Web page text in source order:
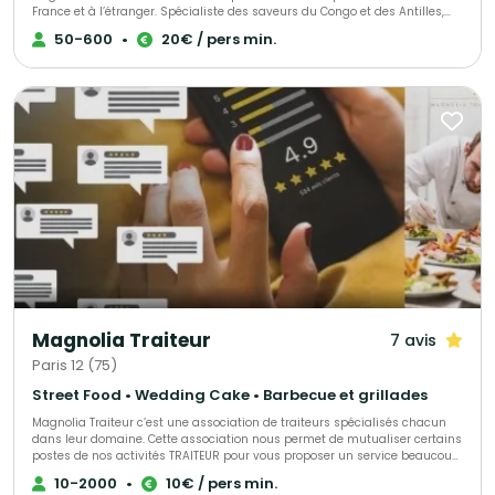
France et à l’étranger. Spécialiste des saveurs du Congo et des Antilles,
nous mettons également à l’honneur les délices culinaires de toute
l’Afrique. Notre objectif : faire de votre projet une réussite totale, en vous
directement à domicile. - L'animation d'ateliers culinaires, adaptés aux
amateurs comme aux experts. - Des services sur mesure dédiés aux
inoubliable aux saveurs africaines.
50-600 • 20€ / pers min.
Magnolia Traiteur 7 avis
Paris 12 (75)
Street Food • Wedding Cake • Barbecue et grillades
Magnolia Traiteur c’est une association de traiteurs spécialisés chacun
dans leur domaine. Cette association nous permet de mutualiser certains
postes de nos activités TRAITEUR pour vous proposer un service beaucoup
plus performant à tous les niveaux, LES AVANTAGES pour mieux vous
servir : - Un standard commun pour une réponse immédiate à vos10-2000 • 10€ / pers min.